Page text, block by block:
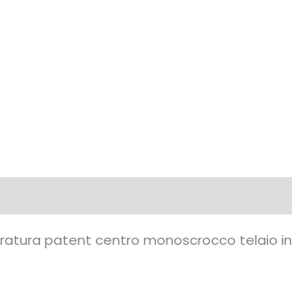
patent centro monoscrocco telaio in